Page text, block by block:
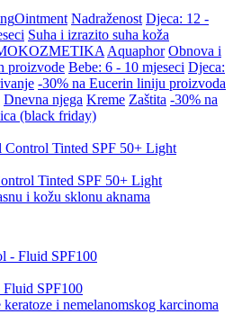
Ointment Nadraženost Djeca: 12 -
Suha i izrazito suha koža
Aquaphor Obnova i
proizvode Bebe: 6 - 10 mjeseci Djeca:
-30% na Eucerin liniju proizvoda
Dnevna njega Kreme Zaštita -30% na
(black friday)
Tinted SPF 50+ Light
i kožu sklonu aknama
SPF100
i nemelanomskog karcinoma